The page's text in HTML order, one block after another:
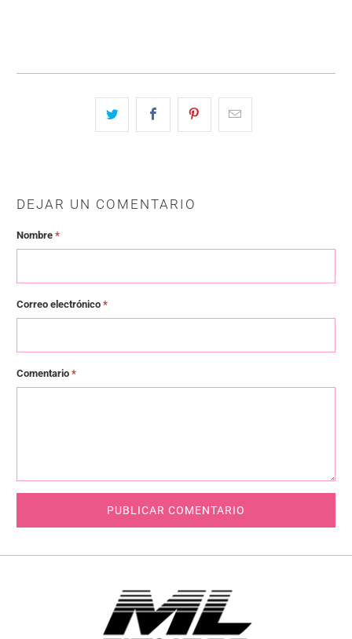
DEJAR UN COMENTARIO
Nombre*
Correo electrónico*
Comentario*